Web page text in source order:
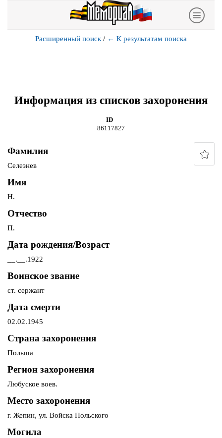
Расширенный поиск / ← К результатам поиска
Информация из списков захоронения
ID
86117827
Фамилия
Селезнев
Имя
Н.
Отчество
П.
Дата рождения/Возраст
__.__.1922
Воинское звание
ст. сержант
Дата смерти
02.02.1945
Страна захоронения
Польша
Регион захоронения
Любуское воев.
Место захоронения
г. Жепин, ул. Войска Польского
Могила